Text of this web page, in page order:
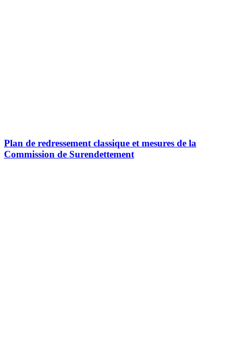
Plan de redressement classique et mesures de la
Commission de Surendettement